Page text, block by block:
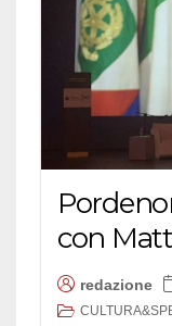
con
redazione